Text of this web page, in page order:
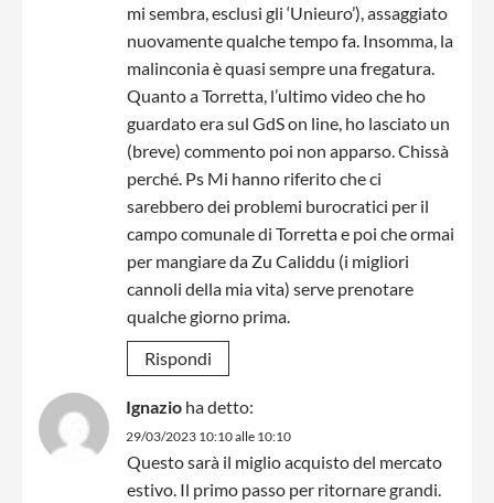
mi sembra, esclusi gli ‘Unieuro’), assaggiato
nuovamente qualche tempo fa. Insomma, la
malinconia è quasi sempre una fregatura.
Quanto a Torretta, l’ultimo video che ho
guardato era sul GdS on line, ho lasciato un
(breve) commento poi non apparso. Chissà
perché. Ps Mi hanno riferito che ci
sarebbero dei problemi burocratici per il
campo comunale di Torretta e poi che ormai
per mangiare da Zu Caliddu (i migliori
cannoli della mia vita) serve prenotare
qualche giorno prima.
Rispondi
Ignazio ha detto:
29/03/2023 10:10 alle 10:10
Questo sarà il miglio acquisto del mercato
estivo. Il primo passo per ritornare grandi.